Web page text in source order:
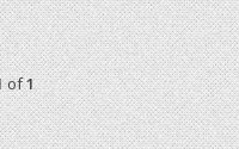
of1